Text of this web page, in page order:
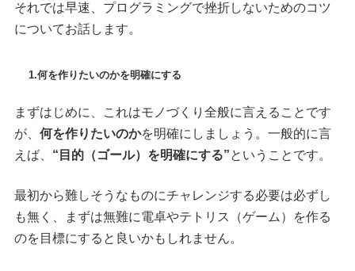
それでは早速、プログラミングで挫折しないためのコツ
についてお話します。
1.何を作りたいのかを明確にする
まずはじめに、これはモノづくり全般に言えることです
が、 何を作りたいのかを明確にしましょう。一般的に言
えば、 “目的（ゴール）を明確にする”ということです。
最初から難しそうなものにチャレンジする必要は必ずし
も無く、まずは無難に電卓やテトリス（ゲーム）を作る
のを目標にすると良いかもしれません。